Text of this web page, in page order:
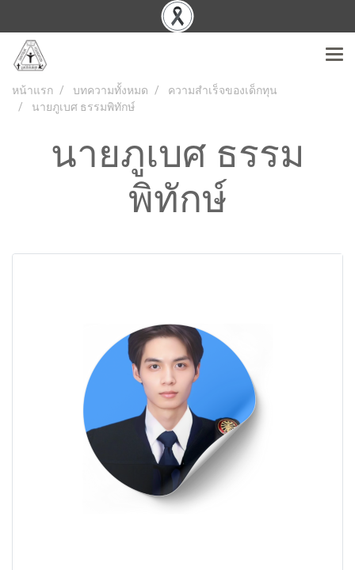
หน้าแรก บทความทั้งหมด
ความสำเร็จของเด็กทุน
นายภูเบศ ธรรมพิทักษ์
นายภูเบศ ธรรม
พิทักษ์